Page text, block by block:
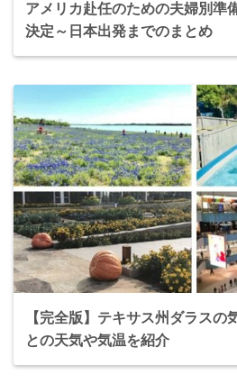
アメリカ赴任のための夫婦別準
決定～日本出発までのまとめ
【完全版】テキサス州ダラスの
との天気や気温を紹介